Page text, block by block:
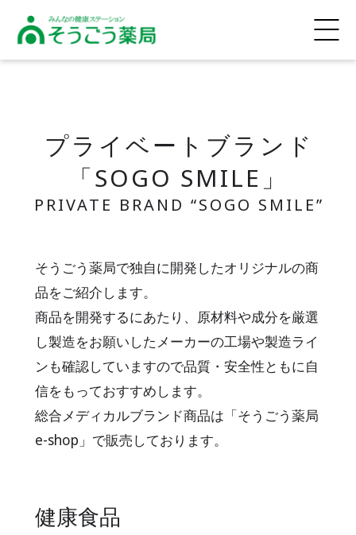
そうごう薬局
プライベートブランド
「SOGO SMILE」
そうごう薬局で独自に開発したオリジナルの商
品をご紹介します。
商品を開発するにあたり、原材料や成分を厳選
し製造をお願いしたメーカーの工場や製造ライ
ンも確認していますので品質・安全性ともに自
信をもっておすすめします。
総合メディカルブランド商品は「そうごう薬局
e-shop」で販売しております。
健康食品